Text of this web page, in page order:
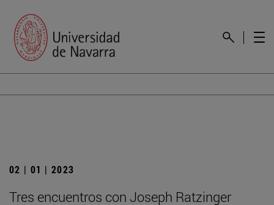
02 | 01 | 2023
Tres encuentros con Joseph Ratzinger